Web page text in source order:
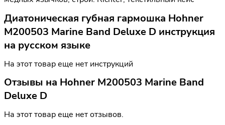
Диатоническая губная гармошка Hohner
M200503 Marine Band Deluxe D инструкция
на русском языке
На этот товар еще нет инструкций
Отзывы на Hohner M200503 Marine Band
Deluxe D
На этот товар еще нет отзывов.